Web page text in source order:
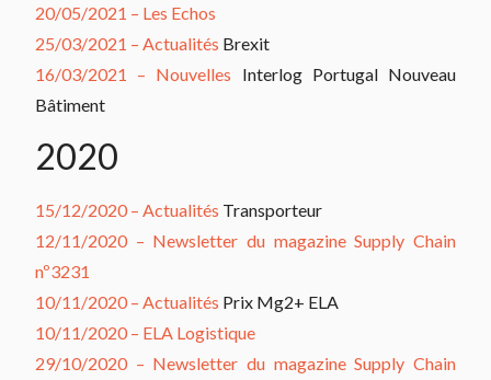
20/05/2021 – Les Echos
25/03/2021 – Actualités Brexit
16/03/2021 – Nouvelles Interlog Portugal Nouveau
Bâtiment
2020
15/12/2020 – Actualités Transporteur
12/11/2020 – Newsletter du magazine Supply Chain
nº3231
10/11/2020 – Actualités Prix Mg2+ ELA
10/11/2020 – ELA Logistique
29/10/2020 – Newsletter du magazine Supply Chain